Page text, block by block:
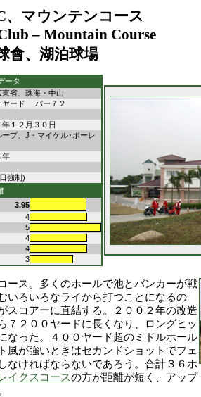
、マウンテンコース
– Mountain Course
會、湖泊球場
ータ
東省、珠海・中山
ヤード パー７２
年１２月３０日
ープ、J・マイケル･ポーレ
年
強制)
3.95
4
5
4
4
3
ース。多くのホールで池とバンカーが戦
いろいろなライから打つことになるの
スコアーに直結する。２００２年の改造
７２００ヤードに長くなり、ロングヒッ
なった。４００ヤード超のミドルホール
風が強いときはセカンドショットでフェ
なければならないであろう。合計３６ホ
イクスコースの方が距離が短く、アップ